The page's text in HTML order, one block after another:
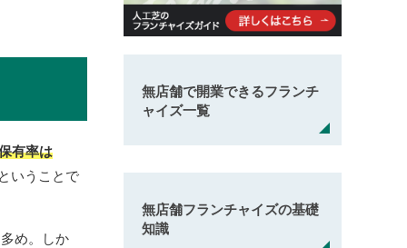
有率は
いうことで
め。しか
無店舗で開業できるフランチ
ャイズ一覧
無店舗フランチャイズの基礎
知識